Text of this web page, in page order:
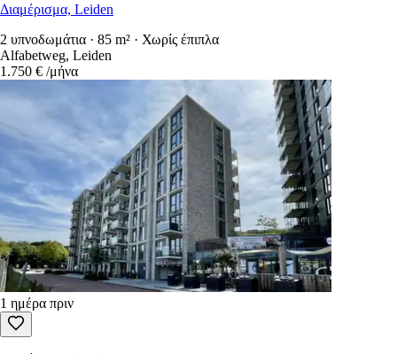
Διαμέρισμα, Leiden
2 υπνοδωμάτια · 85 m² · Χωρίς έπιπλα
Alfabetweg, Leiden
1.750 € /μήνα
1 ημέρα πριν